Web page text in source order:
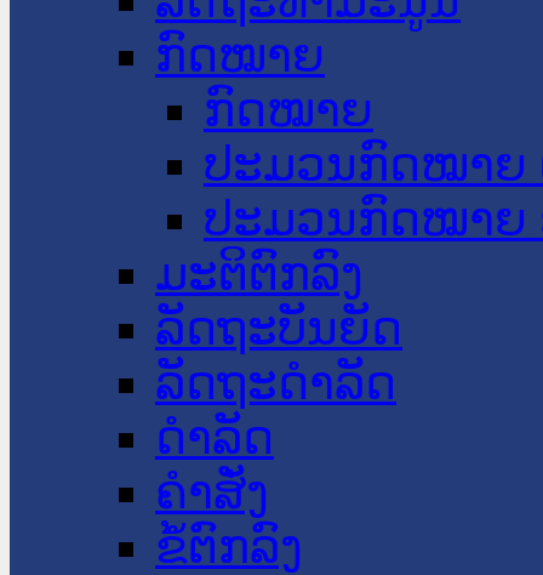
ກົດໝາຍ
ກົດໝາຍ
ປະມວນກົດໝາຍ
ປະມວນກົດໝາຍ
ມະຕິຕົກລົງ
ລັດຖະບັນຍັດ
ລັດຖະດໍາລັດ
ດໍາລັດ
ຄໍາສັ່ງ
ຂໍ້ຕົກລົງ